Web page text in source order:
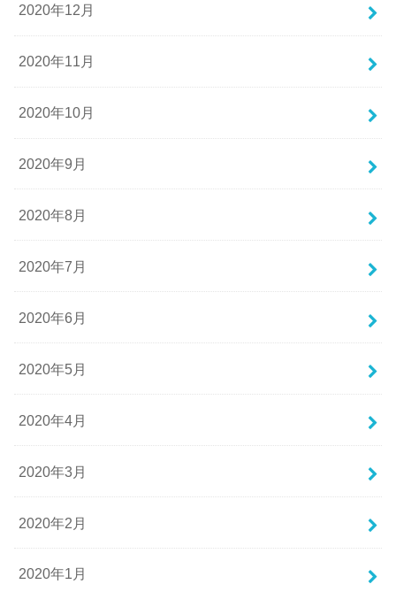
2020年12月
2020年11月
2020年10月
2020年9月
2020年8月
2020年7月
2020年6月
2020年5月
2020年4月
2020年3月
2020年2月
2020年1月